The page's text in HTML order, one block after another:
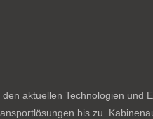
aktuellen Technologien
bis zu